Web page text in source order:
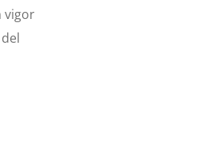
vigor